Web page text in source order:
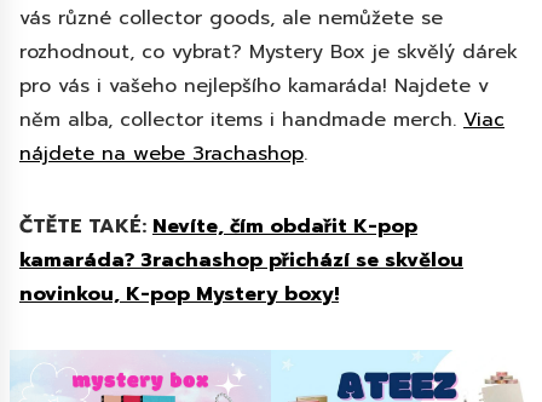
vás různé collector goods, ale nemůžete se
rozhodnout, co vybrat? Mystery Box je skvělý dárek
pro vás i vašeho nejlepšího kamaráda! Najdete v
něm alba, collector items i handmade merch. Viac
nájdete na webe 3rachashop.
ČTĚTE TAKÉ: Nevíte, čím obdařit K-pop
kamaráda? 3rachashop přichází se skvělou
novinkou, K-pop Mystery boxy!